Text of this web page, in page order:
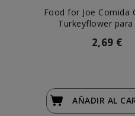
Food for Joe Comida
Turkeyflower para
2,69 €
AÑADIR AL